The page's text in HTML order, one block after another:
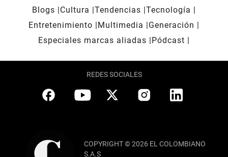
Blogs
Cultura Tendencias Tecnología
Entretenimiento
Multimedia
Generación
Especiales marcas aliadas
Pódcast
REDES SOCIALES
COPYRIGHT © 2026 EL COLOMBIANO
S.A.S